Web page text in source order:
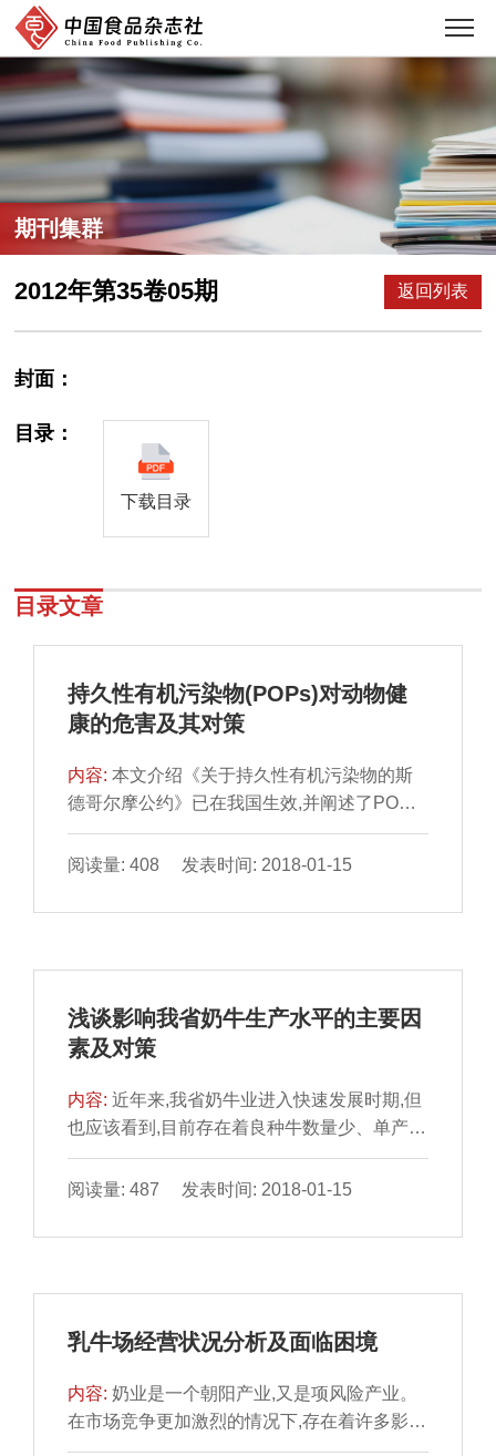
期刊集群
2012年第35卷05期 返回列表
封面：
目录：
下载目录
目录文章
持久性有机污染物(POPs)对动物健
康的危害及其对策
内容:本文介绍《关于持久性有机污染物的斯
德哥尔摩公约》已在我国生效,并阐述了POPs
的概念、性质及分类;POPs对动物危害的事
件;12种POPs对动物健康的危害以及防制对
阅读量: 408 发表时间: 2018-01-15
浅谈影响我省奶牛生产水平的主要因
素及对策
内容:近年来,我省奶牛业进入快速发展时期,但
也应该看到,目前存在着良种牛数量少、单产水
平低、利用年限短、经济效益差等问题。据
2004年统计奶牛存栏21.42万头,纯种奶牛仅2
单产仅4500kg。现根据我们多年的经验,联系
关资料报道,各科学对奶牛业发展的贡献率分
为生理与环境技术。1遗传因素纵观我省奶牛
阅读量: 487 发表时间: 2018-01-15
乳牛场经营状况分析及面临困境
内容:奶业是一个朝阳产业,又是项风险产业。
在市场竞争更加激烈的情况下,存在着许多影响
奶业生存和发展的变数。下面以上海市金山区